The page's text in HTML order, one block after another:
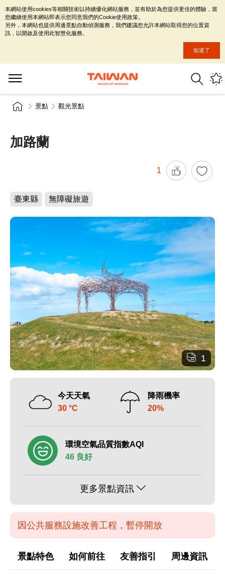
景點 觀光景點
加路蘭
1
臺東縣 無障礙旅遊
1
今天天氣
30 °C
降雨機率
20%
環境空氣品質指數AQI
46 良好
更多景點資訊
因公共服務設施改善工程，暫停開放
景點特色 如何前往 友善指引 周邊資訊
本網站使用cookies等相關技術以持續優化網站服務，並有助於為您提供更佳的體驗，當
您繼續使用本網站即表示您同意我們的Cookie使用政策。
另外，本網站也提供周邊景點自動偵測服務，我們建議您允許本網站取得您的位置資
訊，以開啟及使用此智慧化服務。
知道了